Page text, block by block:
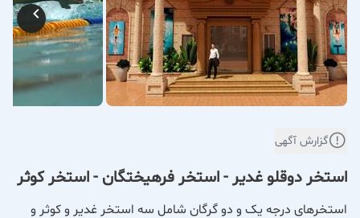
گزارش آگهی
استخر دوقلو غدیر - استخر فرهیختگان - استخر کوثر
استخرهای درجه یک و دو گرگان شامل سه استخر غدیر و کوثر و